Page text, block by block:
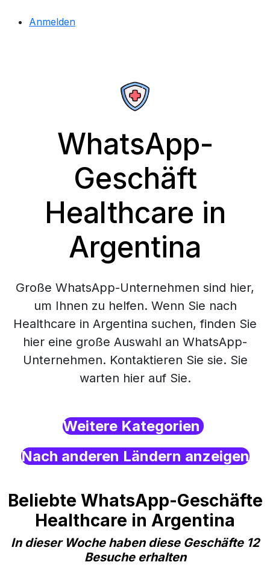
Anmelden
WhatsApp-
Geschäft
Healthcare in
Argentina
Große WhatsApp-Unternehmen sind hier,
um Ihnen zu helfen. Wenn Sie nach
Healthcare in Argentina suchen, finden Sie
hier eine große Auswahl an WhatsApp-
Unternehmen. Kontaktieren Sie sie. Sie
warten hier auf Sie.
Weitere Kategorien
Nach anderen Ländern anzeigen
Beliebte WhatsApp-Geschäfte
Healthcare in Argentina
In dieser Woche haben diese Geschäfte 12
Besuche erhalten